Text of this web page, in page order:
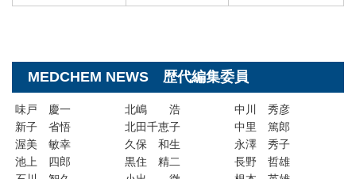
MEDCHEM NEWS 歴代編集委員
味戸 慶一
新子 省悟
渥美 敏幸
池上 四郎
北嶋 浩
北田千恵子
久保 和生
黒住 精二
中川 秀彦
中里 篤郎
永澤 秀子
長野 哲雄